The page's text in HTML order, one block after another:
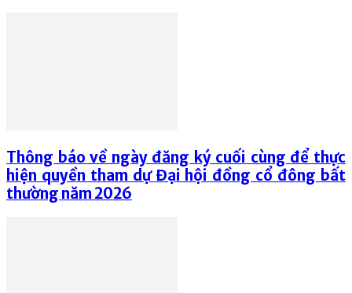
Thông báo về ngày đăng ký cuối cùng để thực
hiện quyền tham dự Đại hội đồng cổ đông bất
thường năm 2026